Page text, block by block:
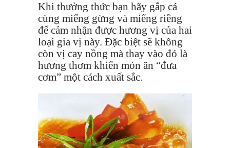
Khi thưởng thức bạn hãy gắp cá
cùng miếng gừng và miếng riềng
để cảm nhận được hương vị của hai
loại gia vị này. Đặc biệt sẽ không
còn vị cay nồng mà thay vào đó là
hương thơm khiến món ăn “đưa
cơm” một cách xuất sắc.